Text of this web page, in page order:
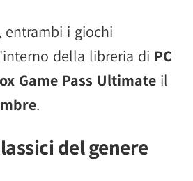
entrambi i giochi
della libreria di PC
Game Pass Ultimate il
.
del genere